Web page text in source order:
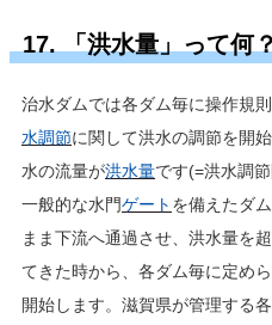
17. 「洪水量」って何？
治水ダムでは各ダム毎に操作規
水調節に関して洪水の調節を開
水の流量が洪水量です(=洪水調
一般的な水門ゲート を備えたダム
まま下流へ通過させ、洪水量を
てきた時から、各ダム毎に定め
開始します。滋賀県が管理する